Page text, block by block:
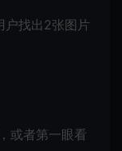
户找出2张图片
或者第一眼看